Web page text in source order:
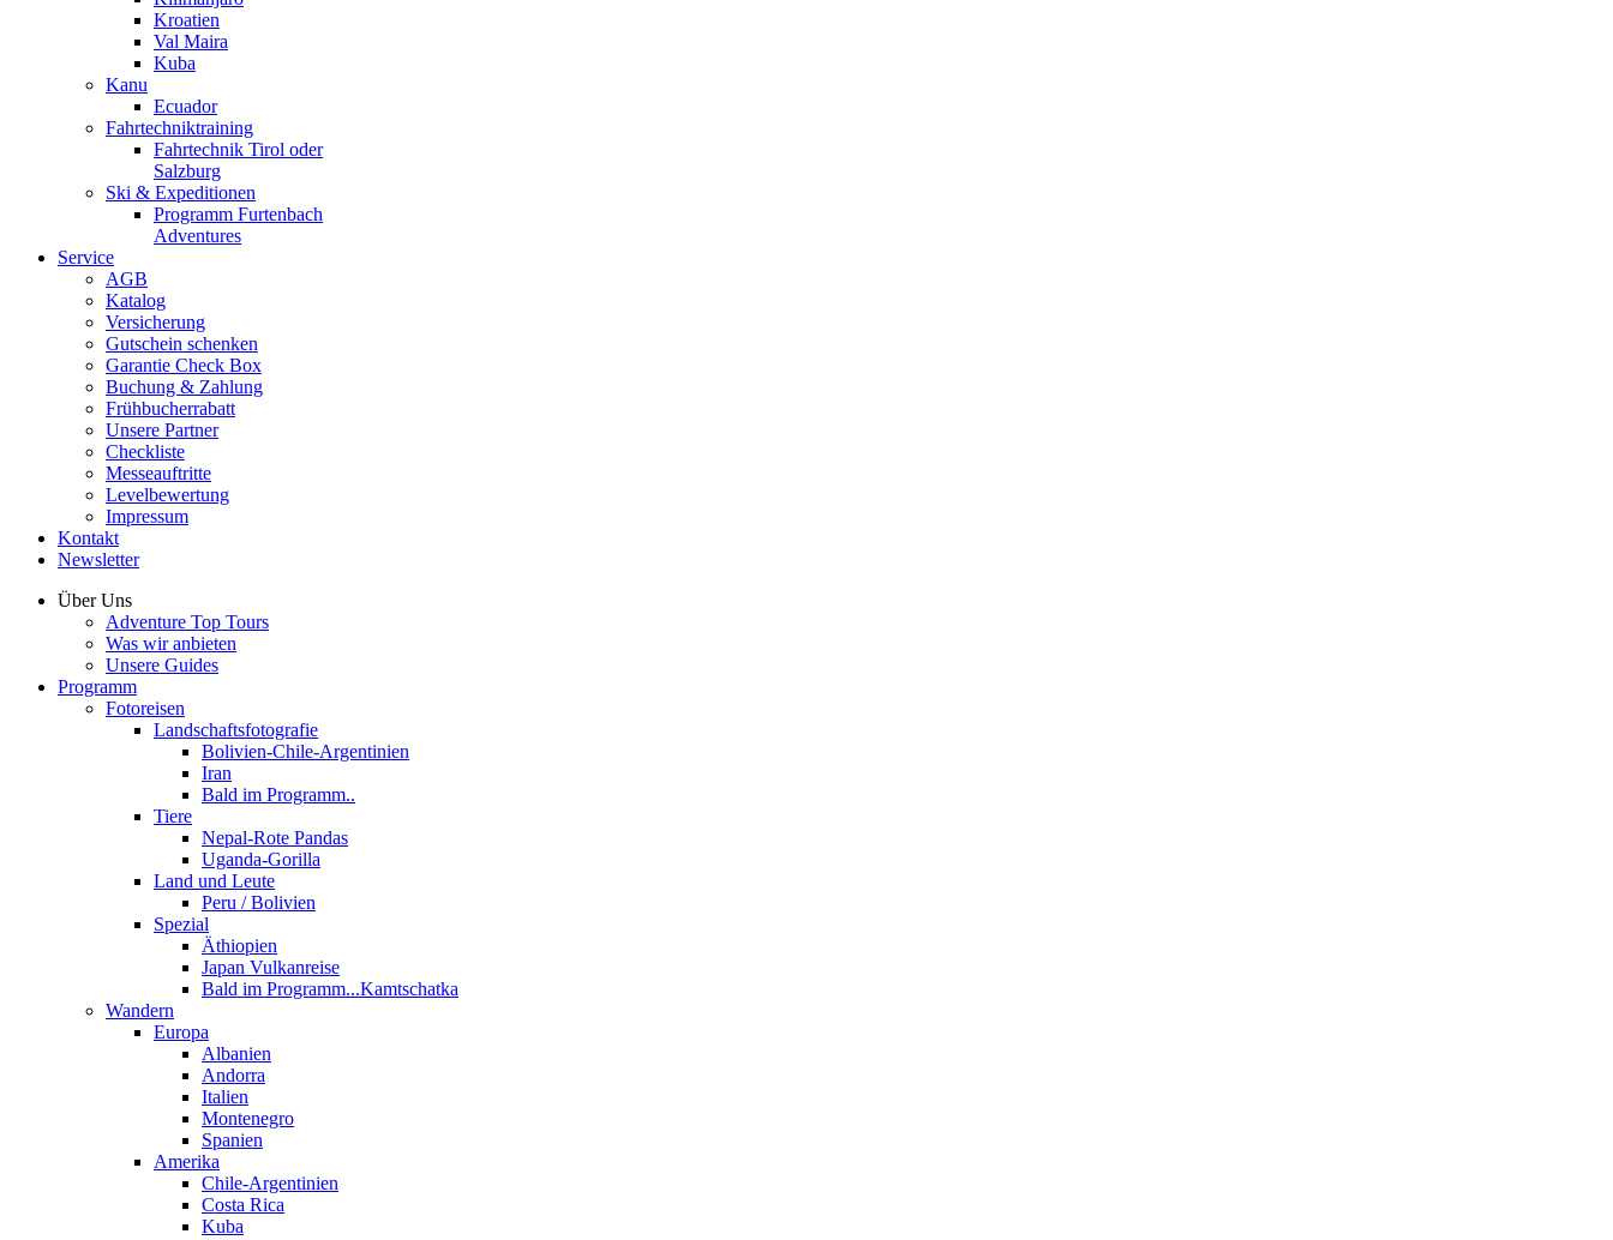
Kroatien
Val Maira
Kuba
Kanu
Ecuador
Fahrtechniktraining
Fahrtechnik Tirol oder
Salzburg
Ski & Expeditionen
Programm Furtenbach
Adventures
Service
AGB
Katalog
Versicherung
Gutschein schenken
Garantie Check Box
Buchung & Zahlung
Frühbucherrabatt
Unsere Partner
Checkliste
Messeauftritte
Levelbewertung
Impressum
Kontakt
Newsletter
Über Uns
Adventure Top Tours
Was wir anbieten
Unsere Guides
Programm
Fotoreisen
Landschaftsfotografie
Bolivien-Chile-Argentinien
Iran
Bald im Programm..
Tiere
Nepal-Rote Pandas
Uganda-Gorilla
Land und Leute
Peru / Bolivien
Spezial
Äthiopien
Japan Vulkanreise
Bald im Programm...Kamtschatka
Wandern
Europa
Albanien
Andorra
Italien
Montenegro
Spanien
Amerika
Chile-Argentinien
Costa Rica
Kuba